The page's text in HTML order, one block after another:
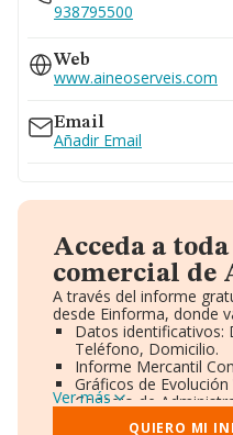
938795500
Web
www.aineoserveis.com
Email
Añadir Email
Acceda a
comercial de
A través del informe
desde Einforma, donde
Datos identificativos:
Teléfono, Domicilio.
Informe Mercantil
Gráficos de
Consejo de
Directivos y
Ver más
QUIERO MI